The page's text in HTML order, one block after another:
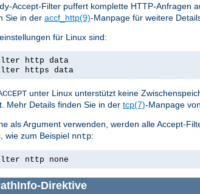
-Accept-Filter puffert komplette HTTP-Anfragen
Sie in der accf_http(9)-Manpage für weitere
für Linux sind:
http data
https data
unter Linux unterstützt keine
Mehr Details finden Sie in der tcp(7)-Manpage
als Argument verwenden, werden alle Accept-
wie zum Beispiel nntp:
nttp none
-Direktive